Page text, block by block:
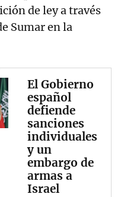
de ley a través
Sumar en la
El Gobierno
español
defiende
sanciones
individuales
y un
embargo de
armas a
Israel